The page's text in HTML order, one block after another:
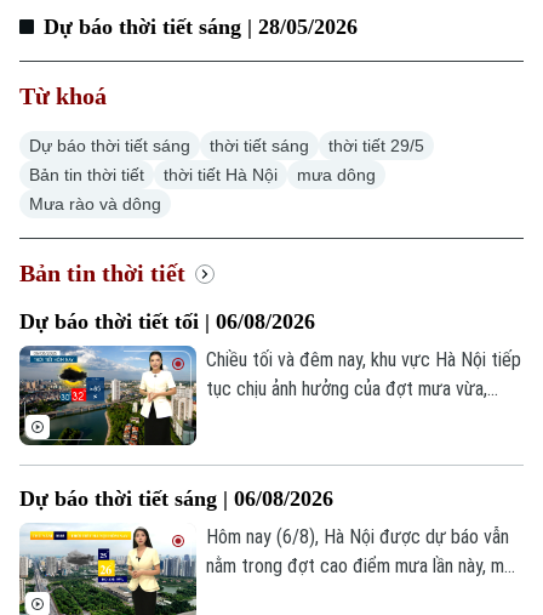
Dự báo thời tiết sáng | 28/05/2026
Từ khoá
Dự báo thời tiết sáng thời tiết sáng
thời tiết 29/5
Bản tin thời tiết
thời tiết Hà Nội
mưa dông
Mưa rào và dông
Bản tin thời tiết
Dự báo thời tiết tối | 06/08/2026
Chiều tối và đêm nay, khu vực Hà Nội tiếp
tục chịu ảnh hưởng của đợt mưa vừa,
mốc 40mm.
Dự báo thời tiết sáng | 06/08/2026
Hôm nay (6/8), Hà Nội được dự báo vẫn
nằm trong đợt cao điểm mưa lần này, mưa